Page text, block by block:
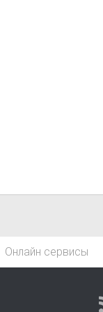
Онлайн сервисы